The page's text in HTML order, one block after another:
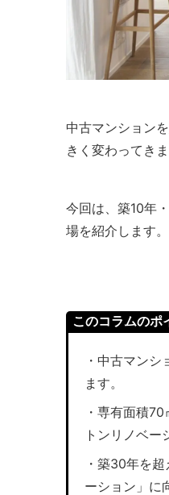
中古マンション
きく変わってきま
今回は、築10年
場を紹介します。
このコラムのポ
・中古マン
ます。
・専有面積
トンリノベー
・築30年を
ーション」に